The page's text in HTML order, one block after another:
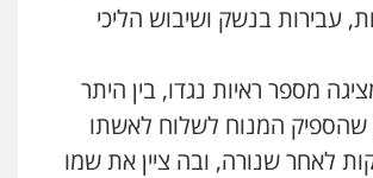
עבירות בנשק ושיבוש הליכי
מספר ראיות נגדו, בין היתר
שהספיק המנוח לשלוח לאשתו
לאחר שנורה, ובה ציין את שמו